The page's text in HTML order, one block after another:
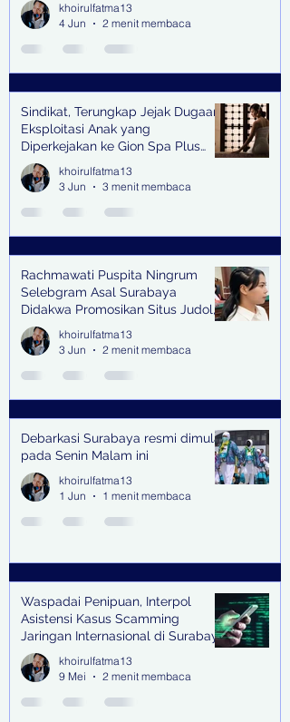
khoirulfatma13
4 Jun
2 menit membaca
Sindikat, Terungkap Jejak Dugaan
Eksploitasi Anak yang
Diperkejakan ke Gion Spa Plus
and Pub Surabaya,
khoirulfatma13
3 Jun
3 menit membaca
Rachmawati Puspita Ningrum
Selebgram Asal Surabaya
Didakwa Promosikan Situs Judol,
Raup Rp2 Juta dari Tiga Kali
Endorse
khoirulfatma13
3 Jun
2 menit membaca
Debarkasi Surabaya resmi dimulai
pada Senin Malam ini
khoirulfatma13
1 Jun
1 menit membaca
Waspadai Penipuan, Interpol
Asistensi Kasus Scamming
Jaringan Internasional di Surabaya
khoirulfatma13
9 Mei
2 menit membaca